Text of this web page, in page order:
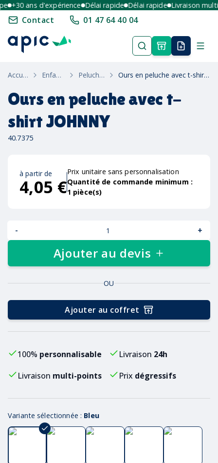
+30 ans d'expérience Délai rapide Délai rapide Livraison multi-
Contact 01 47 64 40 04
Accueil Enfants Peluches Ours en peluche avec t-shirt JOHNNY
Ours en peluche avec t-
shirt JOHNNY
40.7375
à partir de
4,05 €
Prix unitaire sans personnalisation
Quantité de commande minimum :
1 pièce(s)
- +
Ajouter au devis
OU
Ajouter au coffret
100% personnalisable Livraison 24h
Livraison multi-points Prix dégressifs
Variante sélectionnée : Bleu